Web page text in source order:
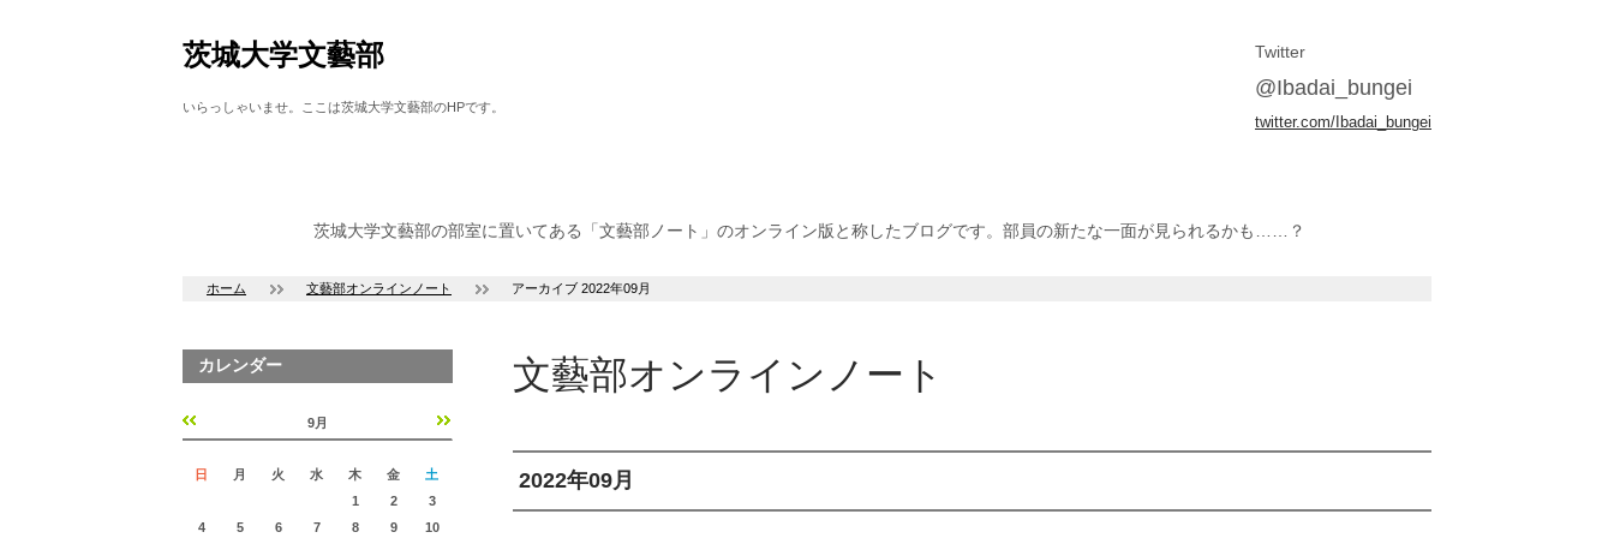
茨城大学文藝部
いらっしゃいませ。ここは茨城大学文藝部のHPです。
Twitter
@Ibadai_bungei
twitter.com/Ibadai_bungei
茨城大学文藝部の部室に置いてある「文藝部ノート」のオンライン版と称したブログです。部員の新たな一面が見られるかも……？
ホーム 文藝部オンラインノート アーカイブ 2022年09月
文藝部オンラインノート
2022年09月
カレンダー
«
9月
»
日 月 火 水 木 金
土
1
2
3
4
5 6 7 8 9
10